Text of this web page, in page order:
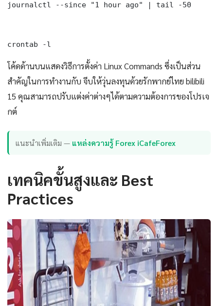
journalctl --since "1 hour ago" | tail -50
crontab -l
โค้ดด้านบนแสดงวิธีการตั้งค่า Linux Commands ซึ่งเป็นส่วน
สำคัญในการทำงานกับ จีบให้วุ่นลงทุนด้วยรักพากย์ไทย bilibili
15 คุณสามารถปรับแต่งค่าต่างๆได้ตามความต้องการของโปรเจ
กต์
แนะนำเพิ่มเติม — แหล่งความรู้ Forex iCafeForex
เทคนิคขั้นสูงและ Best
Practices